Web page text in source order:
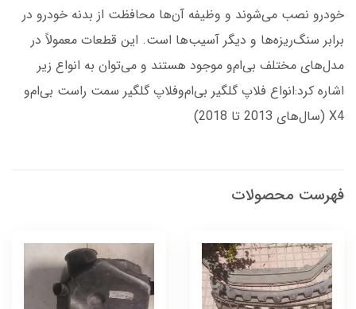
خودرو نصب می‌شوند و وظیفه آن‌ها محافظت از بدنه خودرو در
برابر سنگ‌ریزه‌ها و دیگر آسیب‌ها است. این قطعات معمولاً در
مدل‌های مختلف بی‌ام‌و موجود هستند و می‌توان به انواع زیر
اشاره کرد:انواع فلاپ گلگیر بی‌ام‌وفلاپ گلگیر سمت راست بی‌ام‌و
X4 (سال‌های 2013 تا 2018)
فهرست محصولات